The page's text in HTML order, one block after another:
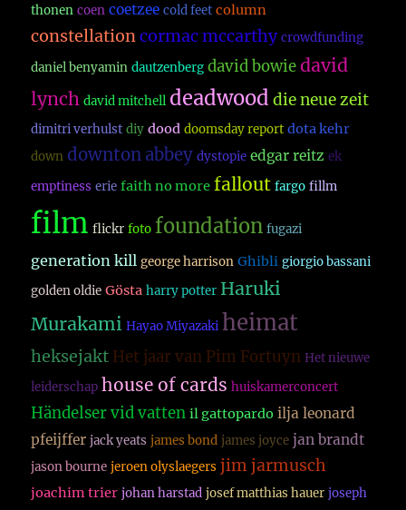
thonen coen coetzee cold feet column
constellationcormac mccarthy crowdfunding
daniel benyamin dautzenberg david bowie david
lynch david mitchell deadwood die neue zeit
dimitri verhulst diy dood doomsday report dota kehr
down downton abbey dystopie edgar reitz ek
emptiness erie faith no more fallout fargo fillm
film flickr foto foundation fugazi
generation kill george harrison Ghibli giorgio bassani
golden oldie Gösta harry potter Haruki
Murakami Hayao Miyazaki heimat
heksejakt Het jaar van Pim Fortuyn Het nieuwe
leiderschap house of cards huiskamerconcert
Händelser vid vatten il gattopardo ilja leonard
pfeijffer jack yeats james bond james joyce jan brandt
jason bourne jeroen olyslaegers jim jarmusch
joachim trier johan harstad josef matthias hauer joseph